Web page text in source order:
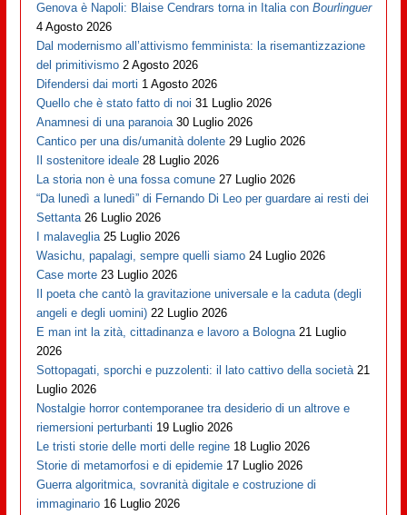
Genova è Napoli: Blaise Cendrars torna in Italia conBourlinguer
4 Agosto 2026
Dal modernismo all’attivismo femminista: la risemantizzazione
del primitivismo 2 Agosto 2026
Difendersi dai morti 1 Agosto 2026
Quello che è stato fatto di noi 31 Luglio 2026
Anamnesi di una paranoia 30 Luglio 2026
Cantico per una dis/umanità dolente 29 Luglio 2026
Il sostenitore ideale 28 Luglio 2026
La storia non è una fossa comune 27 Luglio 2026
“Da lunedì a lunedì” di Fernando Di Leo per guardare ai resti dei
Settanta 26 Luglio 2026
I malaveglia 25 Luglio 2026
Wasichu, papalagi, sempre quelli siamo 24 Luglio 2026
Case morte 23 Luglio 2026
Il poeta che cantò la gravitazione universale e la caduta (degli
angeli e degli uomini) 22 Luglio 2026
E man int la zità, cittadinanza e lavoro a Bologna 21 Luglio
2026
Sottopagati, sporchi e puzzolenti: il lato cattivo della società 21
Luglio 2026
Nostalgie horror contemporanee tra desiderio di un altrove e
riemersioni perturbanti 19 Luglio 2026
Le tristi storie delle morti delle regine 18 Luglio 2026
Storie di metamorfosi e di epidemie 17 Luglio 2026
Guerra algoritmica, sovranità digitale e costruzione di
immaginario 16 Luglio 2026